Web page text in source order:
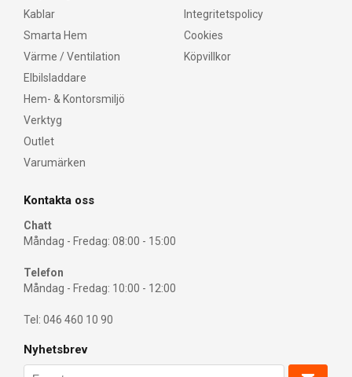
Kablar
Smarta Hem
Värme / Ventilation
Elbilsladdare
Hem- & Kontorsmiljö
Verktyg
Outlet
Varumärken
Integritetspolicy
Cookies
Köpvillkor
Kontakta oss
Chatt
Måndag - Fredag: 08:00 - 15:00
Telefon
Måndag - Fredag: 10:00 - 12:00
Tel: 046 460 10 90
Nyhetsbrev